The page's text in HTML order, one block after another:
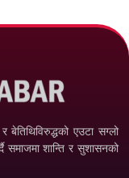
एउटा सग्लो
समाजमा शान्ति र सुशासनको